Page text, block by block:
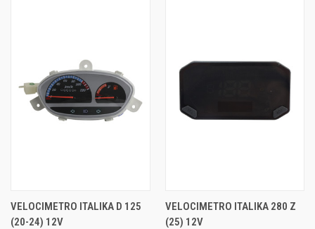
VELOCIMETRO ITALIKA D 125
(20-24) 12V
VELOCIMETRO ITALIKA 280 Z
(25) 12V